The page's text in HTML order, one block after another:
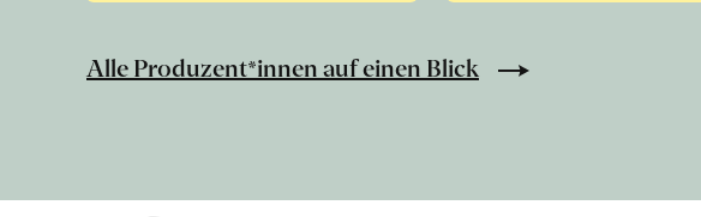
Alle Produzent*innen auf einen Blick